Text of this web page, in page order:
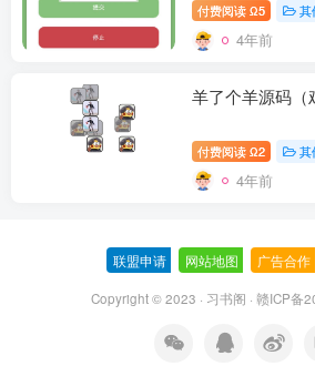
付费阅读 Ω5 其
4年前
羊了个羊源码（
付费阅读 Ω2 其
4年前
联盟申请 网站地图 广告合作
Copyright © 2023 · 习书阁 · 赣ICP备